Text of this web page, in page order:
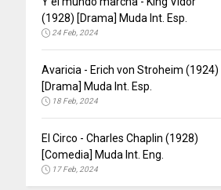
(1928) [Drama] Muda Int. Esp.
24 Feb, 2024
Avaricia - Erich von Stroheim (1924)
[Drama] Muda Int. Esp.
18 Feb, 2024
El Circo - Charles Chaplin (1928)
[Comedia] Muda Int. Eng.
17 Feb, 2024